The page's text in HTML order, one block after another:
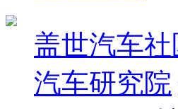
盖世汽车社
汽车研究院